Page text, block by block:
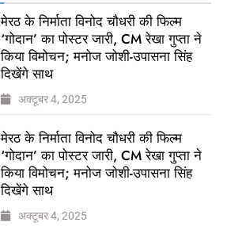
मेरठ के निर्माता विनोद चौधरी की फिल्म
‘गोदान’ का पोस्टर जारी, CM रेखा गुप्ता ने
किया विमोचन; मनोज जोशी-उपासना सिंह
दिखेंगे साथ
अक्टूबर 4, 2025
मेरठ के निर्माता विनोद चौधरी की फिल्म
‘गोदान’ का पोस्टर जारी, CM रेखा गुप्ता ने
किया विमोचन; मनोज जोशी-उपासना सिंह
दिखेंगे साथ
अक्टूबर 4, 2025